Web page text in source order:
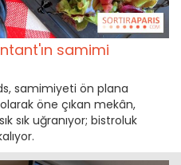
samimi
samimiyeti ön plana
öne çıkan mekân,
sık uğranıyor; bistroluk